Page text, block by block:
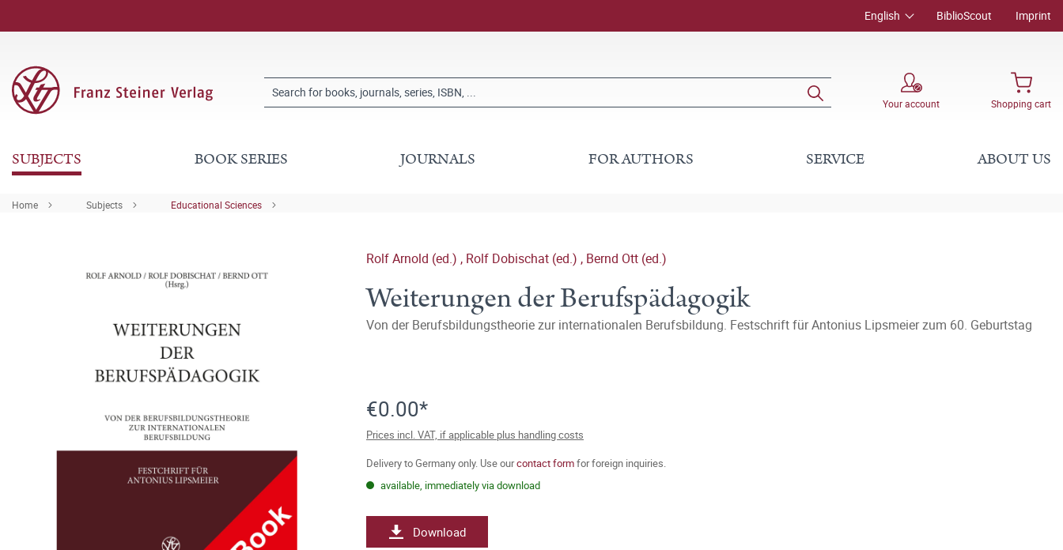
English BiblioScout Imprint
Your account Shopping cart
SUBJECTS BOOK SERIES JOURNALS FOR AUTHORS SERVICE ABOUT US
Home Subjects Educational Sciences
Rolf Arnold (ed.) , Rolf Dobischat (ed.) , Bernd Ott (ed.)
Weiterungen der Berufspädagogik
Von der Berufsbildungstheorie zur internationalen Berufsbildung. Festschrift für Antonius Lipsmeier zum 60. Geburtstag
€0.00*
Prices incl. VAT, if applicable plus handling costs
Delivery to Germany only. Use ourcontact formfor foreign inquiries.
available, immediately via download
Download